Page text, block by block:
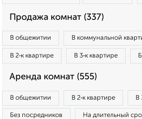
Продажа комнат (337)
В общежитии В коммунальной
В 2‑к квартире В 3‑к квартире
Аренда комнат (555)
В общежитии В 2‑к квартире В
Без посредников На длительный